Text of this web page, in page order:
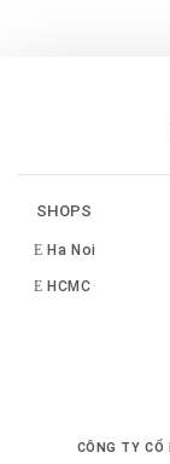
SHOPS
Ha Noi
HCMC
CÔNG TY CỔ